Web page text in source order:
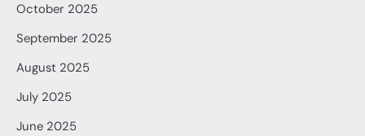
October 2025
September 2025
August 2025
July 2025
June 2025